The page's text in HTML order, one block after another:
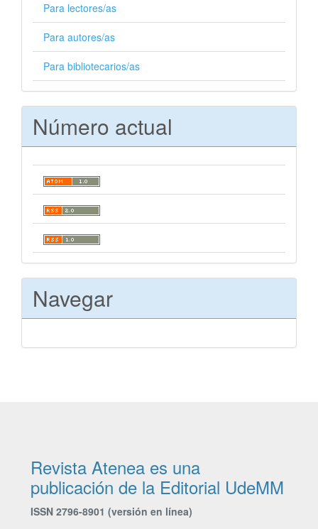
Para lectores/as
Para autores/as
Para bibliotecarios/as
Número actual
Navegar
Revista Atenea es una
publicación de la Editorial UdeMM
ISSN 2796-8901 (versión en línea)